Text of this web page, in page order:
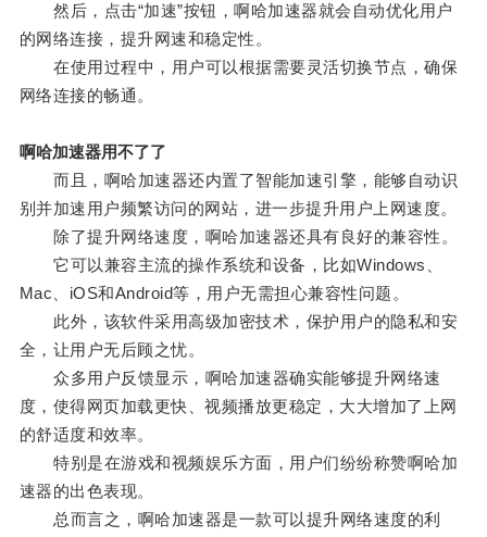
然后，点击“加速”按钮，啊哈加速器就会自动优化用户
的网络连接，提升网速和稳定性。
在使用过程中，用户可以根据需要灵活切换节点，确保
网络连接的畅通。
啊哈加速器用不了了
而且，啊哈加速器还内置了智能加速引擎，能够自动识
别并加速用户频繁访问的网站，进一步提升用户上网速度。
除了提升网络速度，啊哈加速器还具有良好的兼容性。
它可以兼容主流的操作系统和设备，比如Windows、
Mac、iOS和Android等，用户无需担心兼容性问题。
此外，该软件采用高级加密技术，保护用户的隐私和安
全，让用户无后顾之忧。
众多用户反馈显示，啊哈加速器确实能够提升网络速
度，使得网页加载更快、视频播放更稳定，大大增加了上网
的舒适度和效率。
特别是在游戏和视频娱乐方面，用户们纷纷称赞啊哈加
速器的出色表现。
总而言之，啊哈加速器是一款可以提升网络速度的利